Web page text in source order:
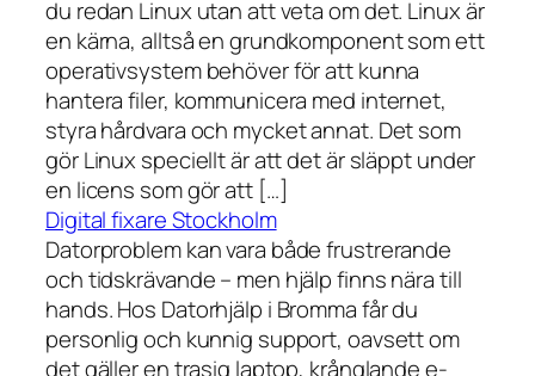
du redan Linux utan att veta om det. Linux är
en kärna, alltså en grundkomponent som ett
operativsystem behöver för att kunna
hantera filer, kommunicera med internet,
styra hårdvara och mycket annat. Det som
gör Linux speciellt är att det är släppt under
en licens som gör att […]
Digital fixare Stockholm
Datorproblem kan vara både frustrerande
och tidskrävande – men hjälp finns nära till
hands. Hos Datorhjälp i Bromma får du
personlig och kunnig support, oavsett om
det gäller en trasig laptop, krånglande e-